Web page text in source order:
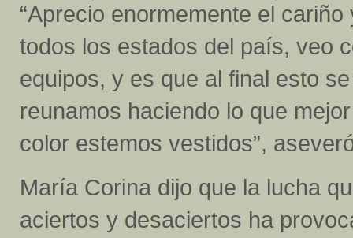
“Aprecio enormemente el
todos los estados del país, veo
equipos, y es que al final esto
reunamos haciendo lo que
color estemos vestidos”,
María Corina dijo que la lucha
aciertos y desaciertos ha